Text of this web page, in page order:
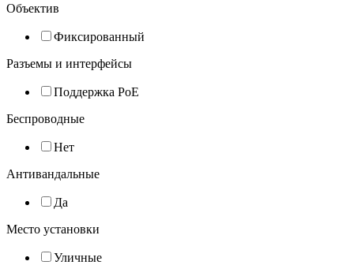
Объектив
Фиксированный
Разъемы и интерфейсы
Поддержка PoE
Беспроводные
Нет
Антивандальные
Да
Место установки
Уличные